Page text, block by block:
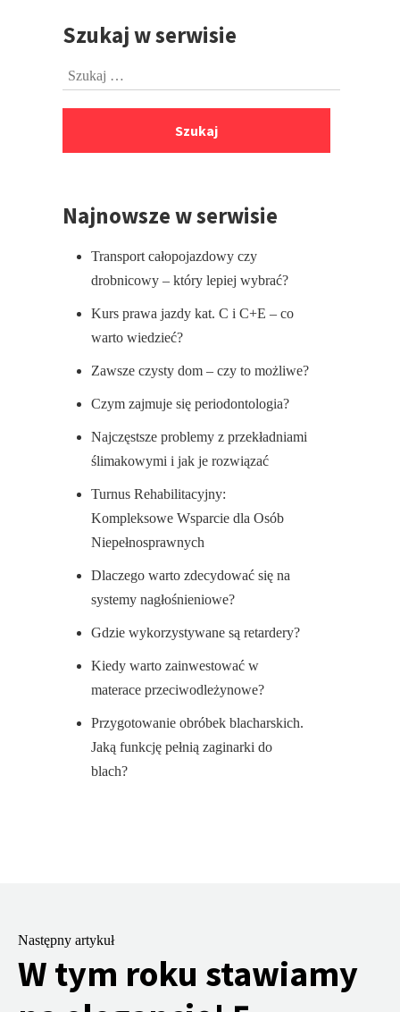
PrzejdźSzukaj w serwisie
Szukaj:
Najnowsze w serwisie
Transport całopojazdowy czy
drobnicowy – który lepiej wybrać?
Kurs prawa jazdy kat. C i C+E – co
warto wiedzieć?
Zawsze czysty dom – czy to możliwe?
Czym zajmuje się periodontologia?
Najczęstsze problemy z przekładniami
ślimakowymi i jak je rozwiązać
Turnus Rehabilitacyjny:
Kompleksowe Wsparcie dla Osób
Niepełnosprawnych
Dlaczego warto zdecydować się na
systemy nagłośnieniowe?
Gdzie wykorzystywane są retardery?
Kiedy warto zainwestować w
materace przeciwodleżynowe?
Przygotowanie obróbek blacharskich.
Jaką funkcję pełnią zaginarki do
blach?
Następny artykuł
W tym roku stawiamy